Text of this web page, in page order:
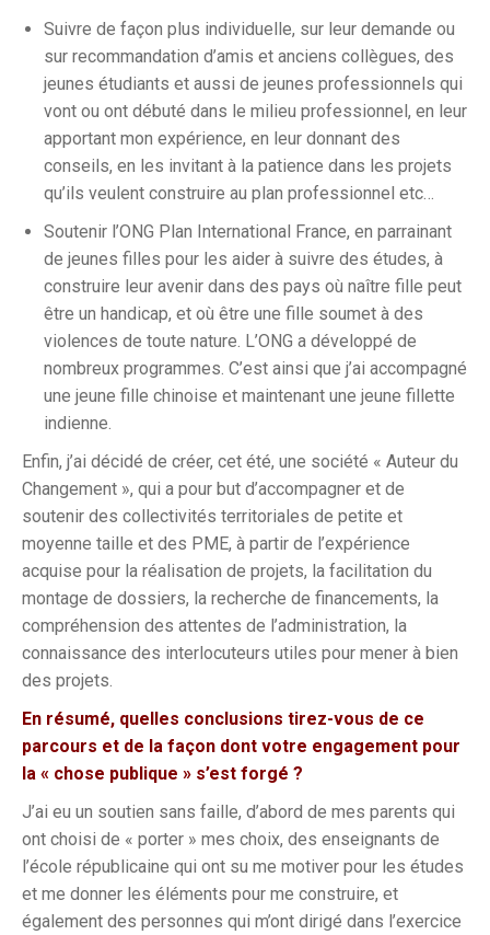
Suivre de façon plus individuelle, sur leur demande ou
sur recommandation d’amis et anciens collègues, des
jeunes étudiants et aussi de jeunes professionnels qui
vont ou ont débuté dans le milieu professionnel, en leur
apportant mon expérience, en leur donnant des
conseils, en les invitant à la patience dans les projets
qu’ils veulent construire au plan professionnel etc…
Soutenir l’ONG Plan International France, en parrainant
de jeunes filles pour les aider à suivre des études, à
construire leur avenir dans des pays où naître fille peut
être un handicap, et où être une fille soumet à des
violences de toute nature. L’ONG a développé de
nombreux programmes. C’est ainsi que j’ai accompagné
une jeune fille chinoise et maintenant une jeune fillette
indienne.
Enfin, j’ai décidé de créer, cet été, une société « Auteur du
Changement », qui a pour but d’accompagner et de
soutenir des collectivités territoriales de petite et
moyenne taille et des PME, à partir de l’expérience
acquise pour la réalisation de projets, la facilitation du
montage de dossiers, la recherche de financements, la
compréhension des attentes de l’administration, la
connaissance des interlocuteurs utiles pour mener à bien
des projets.
En résumé, quelles conclusions tirez-vous de ce
parcours et de la façon dont votre engagement pour
la « chose publique » s’est forgé ?
J’ai eu un soutien sans faille, d’abord de mes parents qui
ont choisi de « porter » mes choix, des enseignants de
l’école républicaine qui ont su me motiver pour les études
et me donner les éléments pour me construire, et
également des personnes qui m’ont dirigé dans l’exercice